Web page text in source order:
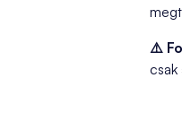
⚠️
csak